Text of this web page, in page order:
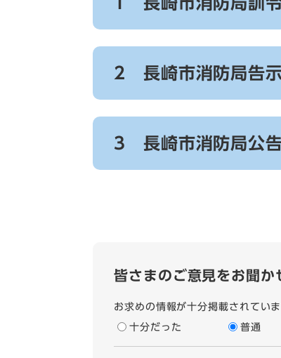
2 長崎市消防局告
3 長崎市消防局公
皆さまのご意見をお聞か
お求めの情報が十分掲載されてい
十分だった 普通